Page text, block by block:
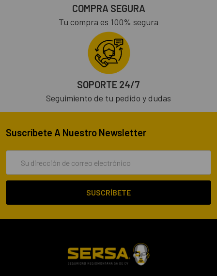
COMPRA SEGURA
Tu compra es 100% segura
SOPORTE 24/7
Seguimiento de tu pedido y dudas
Suscríbete A Nuestro Newsletter
correo